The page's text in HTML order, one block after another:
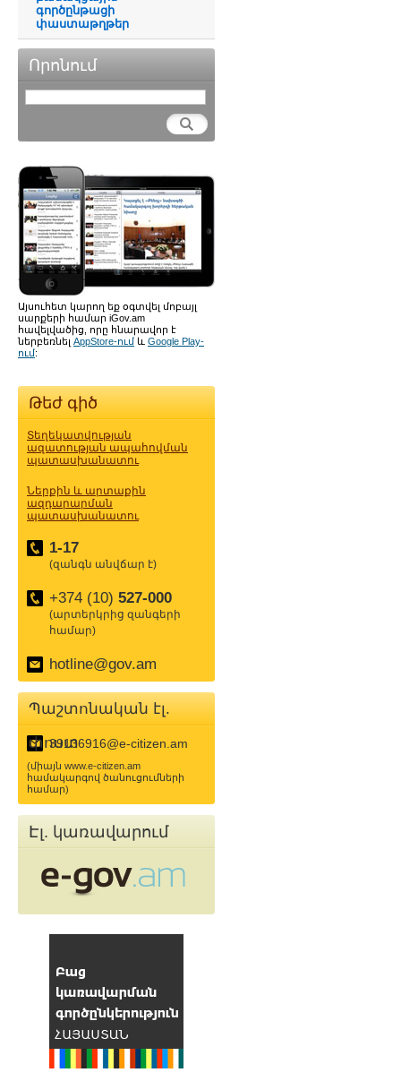
գործընթացի
փաստաթղթեր
Որոնում
Այսուհետ կարող եք օգտվել մոբայլ
սարքերի համար iGov.am
հավելվածից, որը հնարավոր է
ներբեռնել AppStore-ում և Google Play-
ում:
Թեժ գիծ
Տեղեկատվության
ազատության ապահովման
պատասխանատու
Ներքին և արտաքին
ազդարարման
պատասխանատու
1-17
(զանգն անվճար է)
+374 (10) 527-000
(արտերկրից զանգերի
համար)
hotline@gov.am
Պաշտոնական էլ.
փոստ
39136916@e-citizen.am
(միայն www.e-citizen.am
համակարգով ծանուցումների
համար)
Էլ. կառավարում